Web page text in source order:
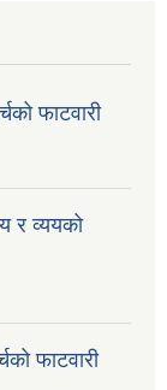
फाटवारी
र व्ययको
फाटवारी